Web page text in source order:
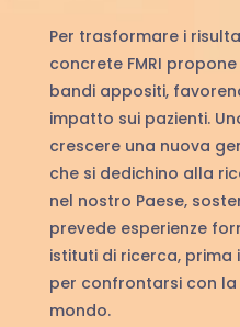
Per trasformare i
concrete FMRI
bandi appositi,
impatto sui pazienti.
crescere una nuova
che si dedichino alla
nel nostro Paese,
prevede esperienze
istituti di ricerca, prima
per confrontarsi con
mondo.